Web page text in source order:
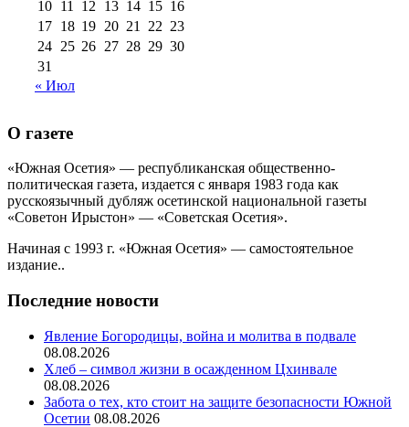
10 11 12 13 14 15 16
17 18 19 20 21 22 23
24 25 26 27 28 29 30
31
« Июл
О газете
«Южная Осетия» — республиканская общественно-
политическая газета, издается с января 1983 года как
русскоязычный дубляж осетинской национальной газеты
«Советон Ирыстон» — «Советская Осетия».
Начиная с 1993 г. «Южная Осетия» — самостоятельное
издание..
Последние новости
Явление Богородицы, война и молитва в подвале
08.08.2026
Хлеб – символ жизни в осажденном Цхинвале
08.08.2026
Забота о тех, кто стоит на защите безопасности Южной
Осетии 08.08.2026